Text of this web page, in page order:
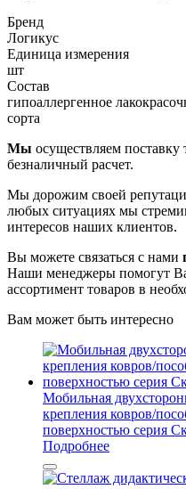
Бренд
Логикус
Единица измерения
шт
Состав
гипоаллергенное
сорта
Мы осуществляем поставку
безналичный расчет.
Мы дорожим своей
любых ситуациях мы
интересов наших клиентов.
Вы можете связаться с нами
Наши менеджеры помогут
ассортимент товаров в
Вам может быть интересно
Мобильная
крепления ковров/
поверхностью серия
Подробнее